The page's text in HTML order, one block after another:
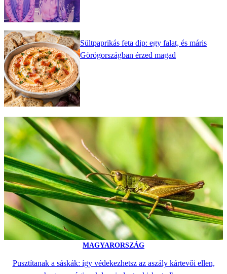
Sültpaprikás feta dip: egy falat, és máris
Görögországban érzed magad
MAGYARORSZÁG
Pusztítanak a sáskák: így védekezhetsz az aszály kártevői ellen,